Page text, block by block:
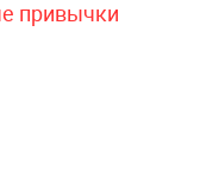
привычки